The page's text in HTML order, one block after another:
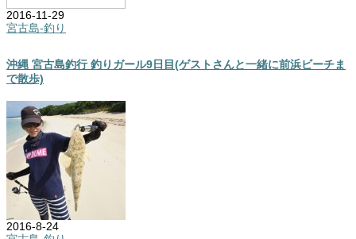
2016-11-29
宮古島-釣り
沖縄 宮古島釣行 釣りガール9日目(ゲストさんと一緒に前浜ビーチま
で散歩)
2016-8-24